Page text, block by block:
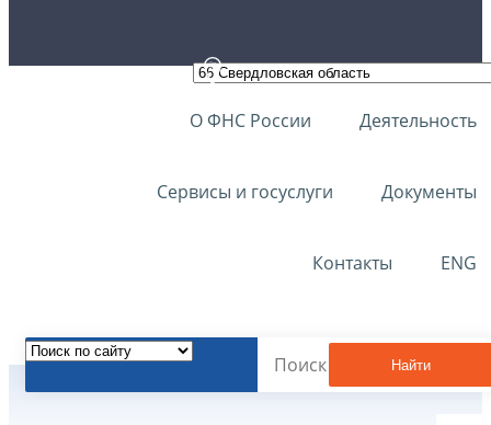
О ФНС России Деятельность
Сервисы и госуслуги Документы
Контакты ENG
Найти